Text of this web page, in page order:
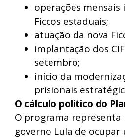
operações mensais
Ficcos estaduais;
atuação da nova
implantação dos
setembro;
início da
prisionais
O cálculo político do
O programa
governo Lula de ocupar